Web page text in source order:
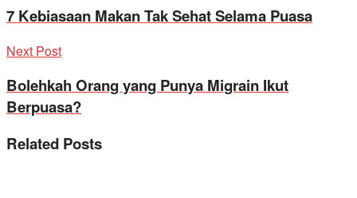
7 Kebiasaan Makan Tak Sehat Selama Puasa
Next Post
Bolehkah Orang yang Punya Migrain Ikut
Berpuasa?
Related Posts